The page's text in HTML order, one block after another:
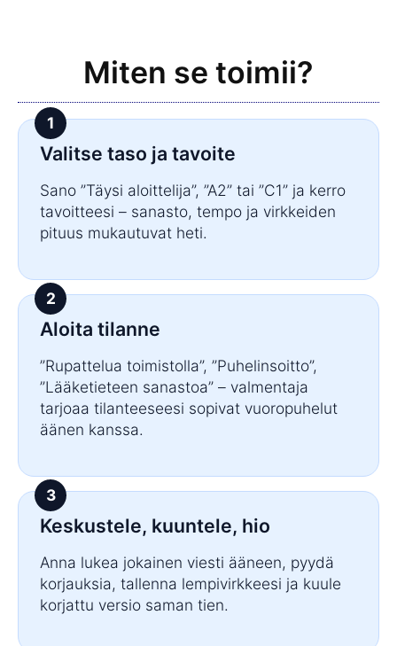
Miten se toimii?
Valitse taso ja tavoite
Sano ”Täysi aloittelija”, ”A2” tai ”C1” ja kerro
tavoitteesi – sanasto, tempo ja virkkeiden
pituus mukautuvat heti.
Aloita tilanne
”Rupattelua toimistolla”, ”Puhelinsoitto”,
”Lääketieteen sanastoa” – valmentaja
tarjoaa tilanteeseesi sopivat vuoropuhelut
äänen kanssa.
Keskustele, kuuntele, hio
Anna lukea jokainen viesti ääneen, pyydä
korjauksia, tallenna lempivirkkeesi ja kuule
korjattu versio saman tien.